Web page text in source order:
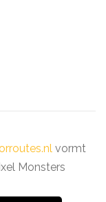
vormt
Monsters